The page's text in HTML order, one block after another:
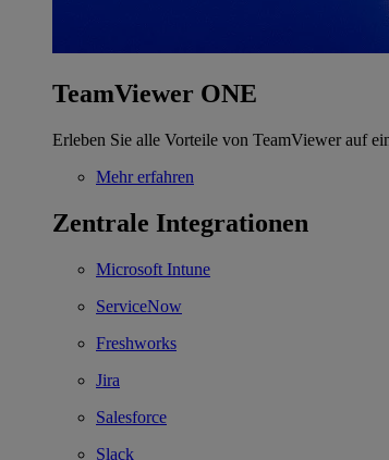
TeamViewer ONE
Erleben Sie alle Vorteile von TeamViewer auf
Mehr erfahren
Zentrale Integrationen
Microsoft Intune
ServiceNow
Freshworks
Jira
Salesforce
Slack